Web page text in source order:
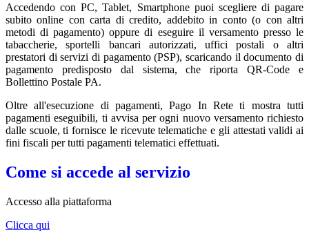
Accedendo con PC, Tablet, Smartphone puoi scegliere di pagare
subito online con carta di credito, addebito in conto (o con altri
metodi di pagamento) oppure di eseguire il versamento presso le
tabaccherie, sportelli bancari autorizzati, uffici postali o altri
prestatori di servizi di pagamento (PSP), scaricando il documento di
pagamento predisposto dal sistema, che riporta QR-Code e
Bollettino Postale PA.
Oltre all'esecuzione di pagamenti, Pago In Rete ti mostra tutti
pagamenti eseguibili, ti avvisa per ogni nuovo versamento richiesto
dalle scuole, ti fornisce le ricevute telematiche e gli attestati validi ai
fini fiscali per tutti pagamenti telematici effettuati.
Come si accede al servizio
Accesso alla piattaforma
Clicca qui